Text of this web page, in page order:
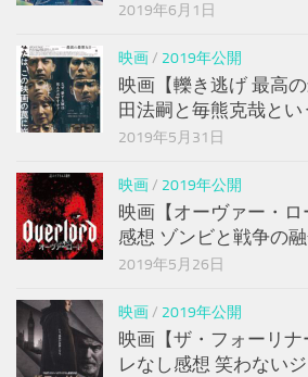
2019年6月1日
映画/ 2019年公開
映画【轢き逃げ 最高
田法嗣と毎熊克哉と
2019年5月31日
映画/ 2019年公開
映画【オーヴァー・
感想 ゾンビと戦争の
2019年5月26日
映画/ 2019年公開
映画【ザ・フォーリ
レなし感想 笑わない